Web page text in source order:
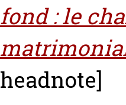
fond : le
headnote]